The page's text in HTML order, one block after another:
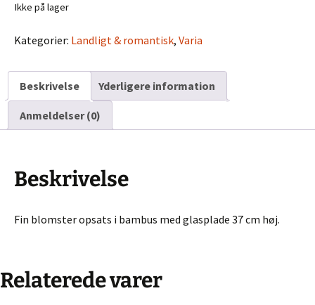
Ikke på lager
Kategorier: Landligt & romantisk, Varia
Beskrivelse Yderligere information
Anmeldelser (0)
Beskrivelse
Fin blomster opsats i bambus med glasplade 37 cm høj.
Relaterede varer